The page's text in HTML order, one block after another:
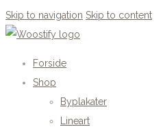
Skip to navigation Skip to content
Forside
Shop
Byplakater
Lineart